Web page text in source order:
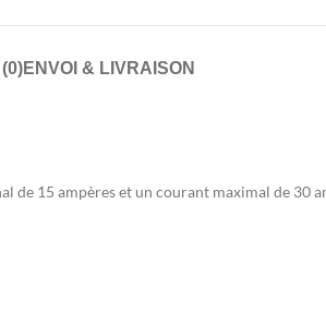
ENVOI & LIVRAISON
de 15 ampères et un courant maximal de 30